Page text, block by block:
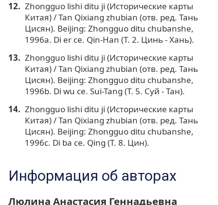
Zhongguo lishi ditu ji (Исторические карты
Китая) / Tan Qixiang zhubian (отв. ред. Тань
Цисян). Beijing: Zhongguo ditu chubanshe,
1996a. Di er ce. Qin-Han (Т. 2. Цинь - Хань).
Zhongguo lishi ditu ji (Исторические карты
Китая) / Tan Qixiang zhubian (отв. ред. Тань
Цисян). Beijing: Zhongguo ditu chubanshe,
1996b. Di wu ce. Sui-Tang (Т. 5. Суй - Тан).
Zhongguo lishi ditu ji (Исторические карты
Китая) / Tan Qixiang zhubian (отв. ред. Тань
Цисян). Beijing: Zhongguo ditu chubanshe,
1996c. Di ba ce. Qing (Т. 8. Цин).
Информация об авторах
Люлина Анастасия Геннадьевна